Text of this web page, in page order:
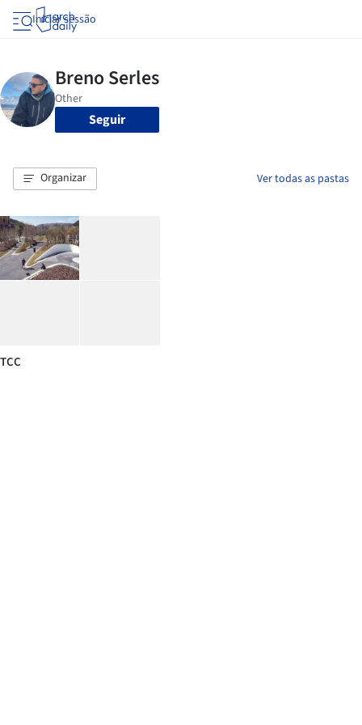
Iniciar sessão
Seguir
Organizar Ver todas as pastas
TCC